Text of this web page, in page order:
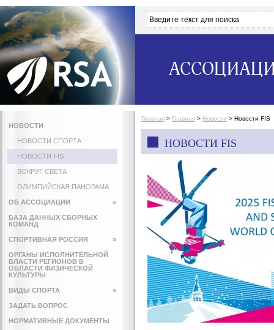
НОВОСТИ
НОВОСТИ СПОРТА
НОВОСТИ FIS
ВОКРУГ СВЕТА
ОЛИМПИЙСКАЯ ПАНОРАМА
ОБ АССОЦИАЦИИ »
БАЗА ДАННЫХ СБОРНЫХ
КОМАНД
СПОРТИВНАЯ РОССИЯ »
ОРГАНЫ ИСПОЛНИТЕЛЬНОЙ
ВЛАСТИ РЕГИОНОВ В
ОБЛАСТИ ФИЗИЧЕСКОЙ
КУЛЬТУРЫ
ВИДЫ СПОРТА »
ЗАДАТЬ ВОПРОС
НОРМАТИВНЫЕ ДОКУМЕНТЫ
Главная > Главная > Новости > Новости FIS
НОВОСТИ FIS